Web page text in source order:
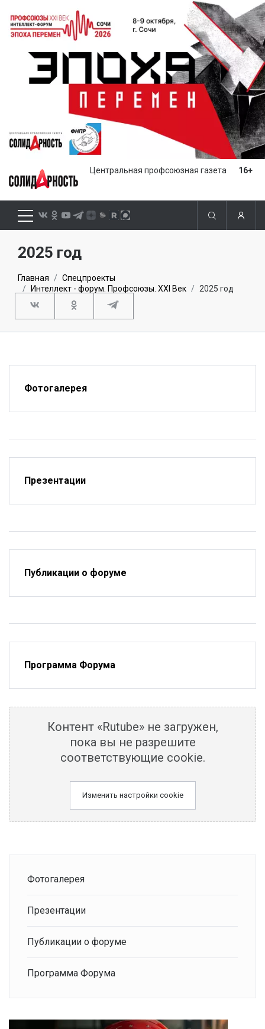
Центральная профсоюзная газета 16+
2025 год
Главная
Спецпроекты
Интеллект - форум. Профсоюзы. XXI Век
2025 год
Фотогалерея
Презентации
Публикации о форуме
Программа Форума
Контент «Rutube» не загружен,
пока вы не разрешите
соответствующие cookie.
Изменить настройки cookie
Фотогалерея
Презентации
Публикации о форуме
Программа Форума